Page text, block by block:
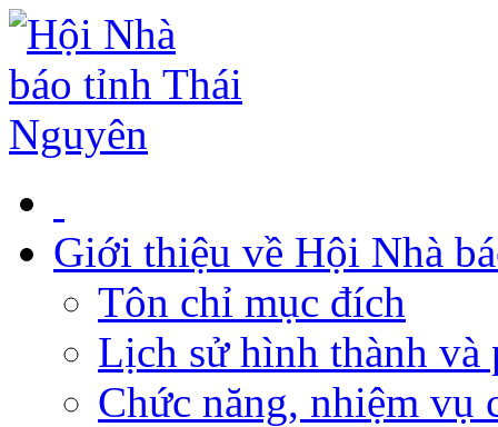
Giới thiệu về Hội Nhà
Tôn chỉ mục đích
Lịch sử hình thành và
Chức năng, nhiệm vụ